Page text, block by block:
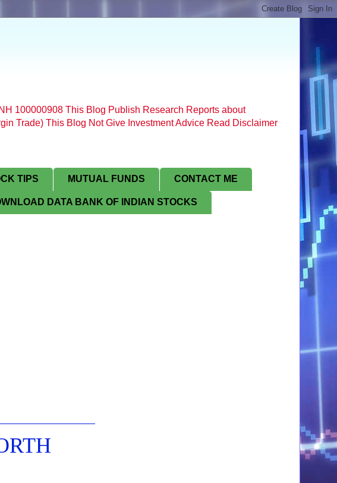
100000908 This Blog Publish Research Reports about
Trade) This Blog Not Give Investment Advice Read Disclaimer
TIPS MUTUAL FUNDS CONTACT ME
DATA BANK OF INDIAN STOCKS